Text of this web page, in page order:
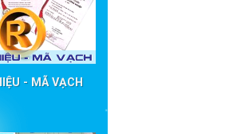
- MÃ VẠCH